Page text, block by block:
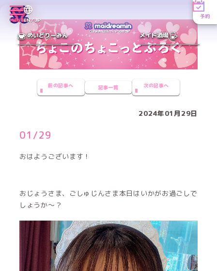
MENUEN／JP
予約
めいどりーみん メイド酒場
前の記事へ 記事一覧 次の記事へ
2024年01月29日
01/29
おはようございます！
おじょうさま、ごしゅじんさま本日はいかがお過ごしで
しょうか〜？